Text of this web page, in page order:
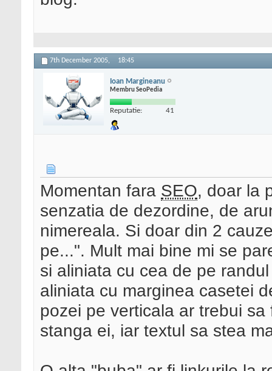
7th December 2005, 18:45
Ioan Margineanu
Membru SeoPedia
Reputatie: 41
Momentan fara SEO, doar la
senzatia de dezordine, de
nimereala. Si doar din 2
pe...". Mult mai bine mi se
si aliniata cu cea de pe
aliniata cu marginea casetei
pozei pe verticala ar trebui
stanga ei, iar textul sa stea